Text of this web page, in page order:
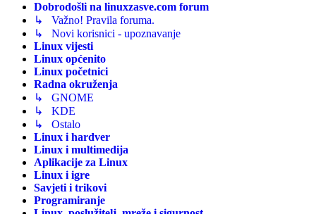
Dobrodošli na linuxzasve.com forum
↳ Važno! Pravila foruma.
↳ Novi korisnici - upoznavanje
Linux vijesti
Linux općenito
Linux početnici
Radna okruženja
↳ GNOME
↳ KDE
↳ Ostalo
Linux i hardver
Linux i multimedija
Aplikacije za Linux
Linux i igre
Savjeti i trikovi
Programiranje